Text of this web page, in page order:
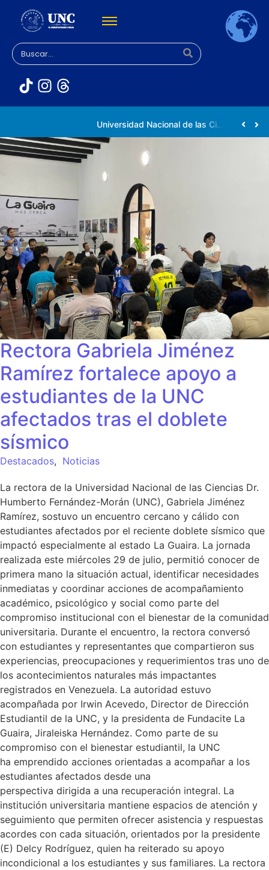
Venezuela participa en la Conferencia Mundial de Inteligencia Artificial en Shanghái
Rectora Gabriela Jiménez
Ramírez fortalece apoyo a
estudiantes de la UNC
afectados tras el doblete
sísmico
Destacados, Noticias
La rectora de la Universidad Nacional de las Ciencias Dr.
Humberto Fernández-Morán (UNC), Gabriela Jiménez
Ramírez, sostuvo un encuentro cercano y cálido con
estudiantes afectados por el reciente doblete sísmico que
impactó especialmente al estado La Guaira. La jornada
realizada este miércoles 29 de julio, permitió conocer de
primera mano la situación actual, identificar necesidades
inmediatas y coordinar acciones de acompañamiento
académico, psicológico y social como parte del
compromiso institucional con el bienestar de la comunidad
universitaria. Durante el encuentro, la rectora conversó
con estudiantes y representantes que compartieron sus
experiencias, preocupaciones y requerimientos tras uno de
los acontecimientos naturales más impactantes
registrados en Venezuela. La autoridad estuvo
acompañada por Irwin Acevedo, Director de Dirección
Estudiantil de la UNC, y la presidenta de Fundacite La
Guaira, Jiraleiska Hernández. Como parte de su
compromiso con el bienestar estudiantil, la UNC
ha emprendido acciones orientadas a acompañar a los
estudiantes afectados desde una
perspectiva dirigida a una recuperación integral. La
institución universitaria mantiene espacios de atención y
seguimiento que permiten ofrecer asistencia y respuestas
acordes con cada situación, orientados por la presidente
(E) Delcy Rodríguez, quien ha reiterado su apoyo
incondicional a los estudiantes y sus familiares. La rectora